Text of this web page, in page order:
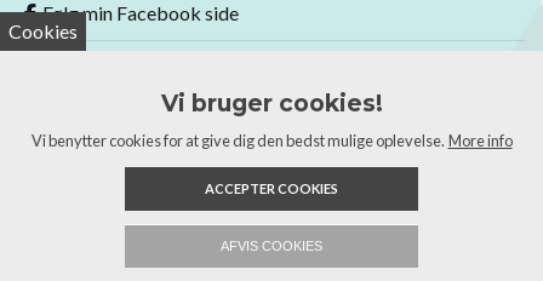
Følg min Facebook side
Læs vores cookie- og privatlivspolitik
Copyright 2026 Ryd Helt Op
26 27 43 77 Send email
Cookies
Vi bruger cookies!
Vi benytter cookies for at give dig den bedst mulige oplevelse. More info
ACCEPTER COOKIES
AFVIS COOKIES